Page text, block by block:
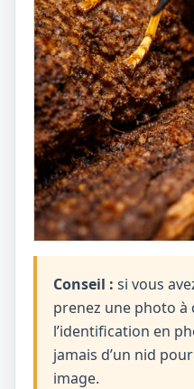
Conseil : si vous
prenez une photo à
l’identification en
jamais d’un nid
image.